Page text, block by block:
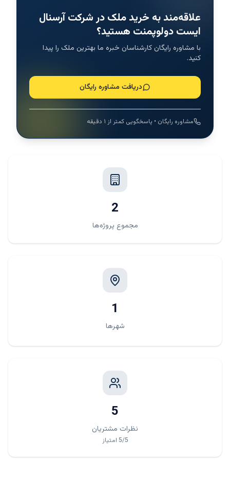
علاقه‌مند به خرید ملک در شرکت آرسنال
ایست دولوپمنت هستید؟
با مشاوره رایگان کارشناسان خبره ما بهترین ملک را پیدا
کنید.
دریافت مشاوره رایگان
مشاوره رایگان • پاسخگویی کمتر از ۱ دقیقه
2
مجموع پروژه‌ها
1
شهرها
5
نظرات مشتریان
5/5 امتیاز